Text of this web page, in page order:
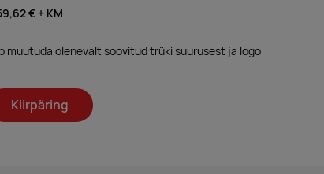
€ + KM
muutuda olenevalt soovitud trüki suurusest ja logo
Kiirpäring